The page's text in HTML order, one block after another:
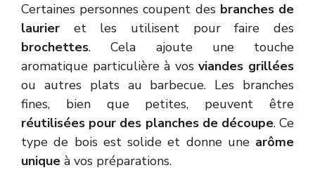
Certaines personnes coupent des branches de
laurier et les utilisent pour faire des
brochettes. Cela ajoute une touche
aromatique particulière à vosviandes grillées
ou autres plats au barbecue. Les branches
fines, bien que petites, peuvent être
réutilisées pour des planches de découpe. Ce
type de bois est solide et donne une arôme
unique à vos préparations.